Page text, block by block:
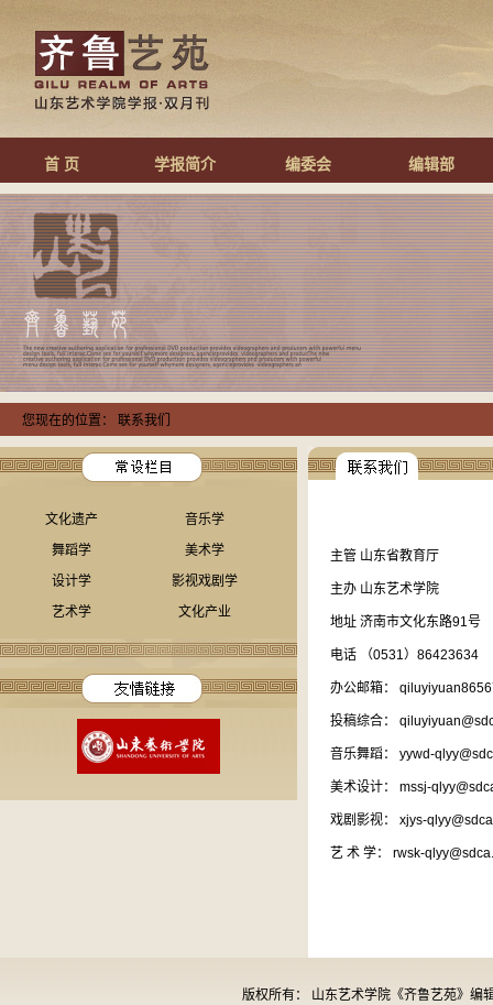
首 页 学报简介 编委会 编辑部
您现在的位置： 联系我们
文化遗产
音乐学
舞蹈学
美术学
设计学
影视戏剧学
艺术学
文化产业
主管 山东省教育厅
主办 山东艺术学院
地址 济南市文化东路91号
电话 （0531）86423634
办公邮箱：
投稿综合：
音乐舞蹈： yywd-
美术设计： mssj-
戏剧影视： xjys-
艺 术 学： rwsk-
版权所有：
山东艺术学院《齐鲁艺苑》编